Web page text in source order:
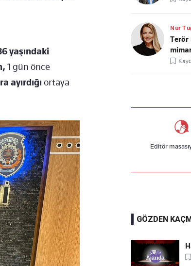
yaşındaki
1 gün önce
ayırdığı ortaya
Nur
Terör
Editör
GÖZDEN